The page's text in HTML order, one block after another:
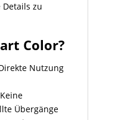
zu
Color?
Nutzung
Übergänge